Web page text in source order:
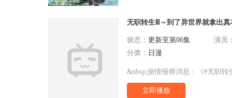
无职转生Ⅲ～到了异世界就拿出真
状态： 更新至第06集 演员：
分类： 日漫
&nbsp;据情报师消息：《#无职
立即播放